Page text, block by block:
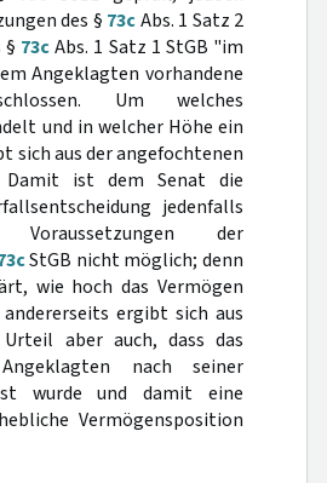
des § 73cAbs. 1 Satz 2
§ 73cAbs. 1 Satz 1 StGB "im
Angeklagten vorhandene
Um welches
und in welcher Höhe ein
sich aus der angefochtenen
Damit ist dem Senat die
jedenfalls
der
StGB nicht möglich; denn
wie hoch das Vermögen
ergibt sich aus
aber auch, dass das
nach seiner
wurde und damit eine
Vermögensposition